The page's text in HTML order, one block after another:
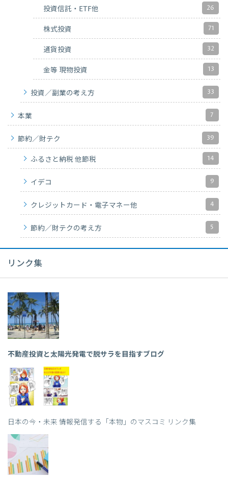
投資信託・ETF他 26
株式投資 71
通貨投資 32
金等 現物投資 13
投資／副業の考え方 33
本業 7
節約／財テク 39
ふるさと納税 他節税 14
イデコ 9
クレジットカード・電子マネー他 4
節約／財テクの考え方 5
リンク集
不動産投資と太陽光発電で脱サラを目指すブログ
日本の今・未来 情報発信する「本物」のマスコミ リンク集